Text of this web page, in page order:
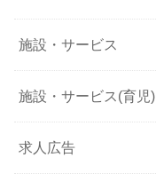
施設・サービス
施設・サービス(育児)
求人広告